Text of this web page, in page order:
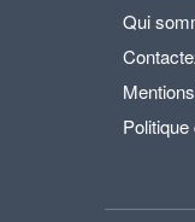
Qui